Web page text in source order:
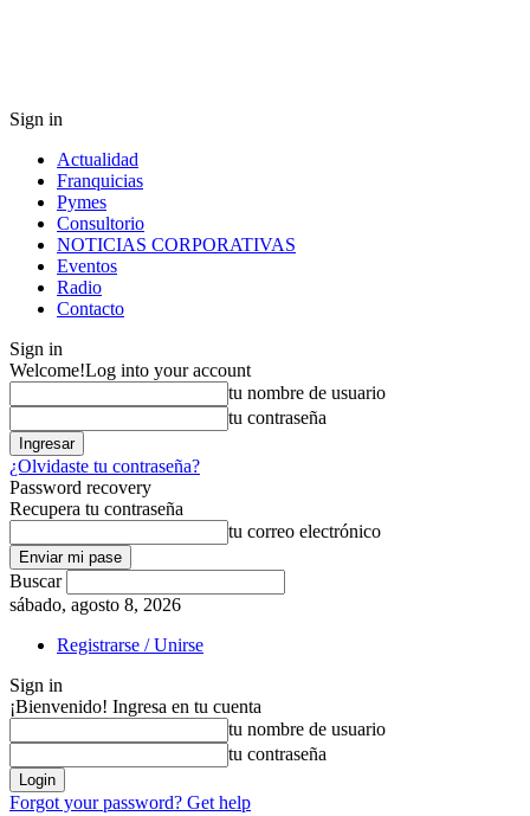
Sign in
Actualidad
Franquicias
Pymes
Consultorio
NOTICIAS CORPORATIVAS
Eventos
Radio
Contacto
Sign in
Welcome!Log into your account
tu nombre de usuario
tu contraseña
¿Olvidaste tu contraseña?
Password recovery
Recupera tu contraseña
tu correo electrónico
Buscar
sábado, agosto 8, 2026
Registrarse / Unirse
Sign in
¡Bienvenido! Ingresa en tu cuenta
tu nombre de usuario
tu contraseña
Forgot your password? Get help